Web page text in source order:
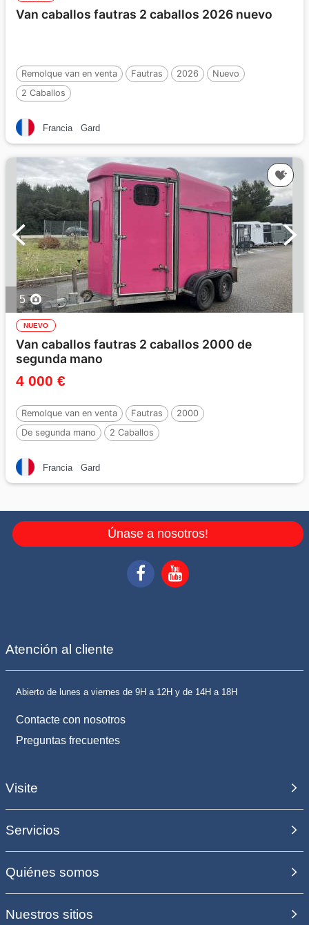
Van caballos fautras 2 caballos 2026 nuevo
Remolque van en venta Fautras 2026
Nuevo
2 Caballos
Francia Gard
5
NUEVO
Van caballos fautras 2 caballos 2000 de
segunda mano
4 000 €
Remolque van en venta Fautras
2000
De segunda mano
2 Caballos
Francia Gard
Únase a nosotros!
Atención al cliente
Abierto de lunes a viernes de 9H a 12H y de 14H a 18H
Contacte con nosotros
Preguntas frecuentes
Visite
Servicios
Quiénes somos
Nuestros sitios